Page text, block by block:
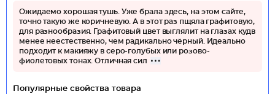
Ожидаемо хорошая тушь. Уже брала здесь, на этом сайте,
точно такую же коричневую. А в этот раз пщяла графитовую,
для разнообразия. Графитовый цвет выглялит на глазах кудв
менее неестественно, чем радикально чёрный. Идеально
подходит к макияжу в серо-голубых или розово-
фиолетовых тонах. Отличная сил
Популярные свойства товара